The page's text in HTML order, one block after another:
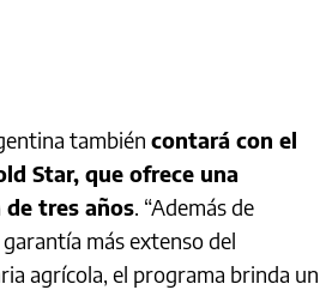
también contará con el
Star, que ofrece una
tres años. “Además de
más extenso del
agrícola, el programa brinda un